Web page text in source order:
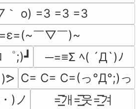
｀ o) =3 =3 =3
￣▽￣)~
;)┛
─=≡Σ ﾍ( ´Д`)ﾉ
C= C= C=(っ°Д°;)っ
)ノ
=͟͟͞͞개=͟͟͞͞웃=͟͟͞͞겨